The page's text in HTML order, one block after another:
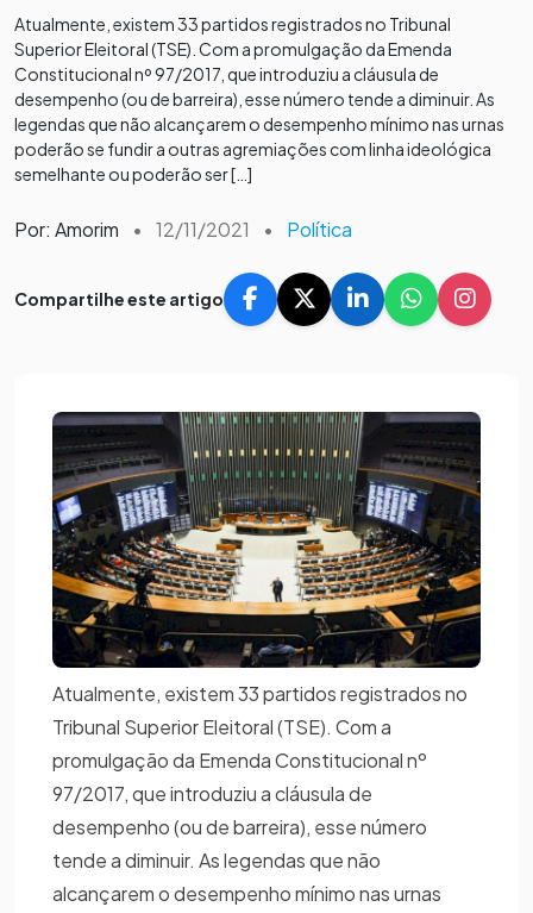
Atualmente, existem 33 partidos registrados no Tribunal
Superior Eleitoral (TSE). Com a promulgação da Emenda
Constitucional nº 97/2017, que introduziu a cláusula de
desempenho (ou de barreira), esse número tende a diminuir. As
legendas que não alcançarem o desempenho mínimo nas urnas
poderão se fundir a outras agremiações com linha ideológica
semelhante ou poderão ser […]
Por: Amorim • 12/11/2021 • Política
Compartilhe este artigo
Atualmente, existem 33 partidos registrados no
Tribunal Superior Eleitoral (TSE). Com a
promulgação da Emenda Constitucional nº
97/2017, que introduziu a cláusula de
desempenho (ou de barreira), esse número
tende a diminuir. As legendas que não
alcançarem o desempenho mínimo nas urnas